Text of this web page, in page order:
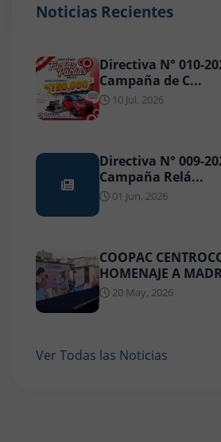
Noticias Recientes
Directiva N° 010-
Campaña de C...
10 Jul, 2026
Directiva N° 009-
Campaña Relá...
01 Jun, 2026
COOPAC
HOMENAJE A
20 May, 2026
Ver Todas las Noticias